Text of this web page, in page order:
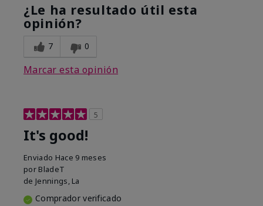
¿Le ha resultado útil esta
opinión?
7 0
Marcar esta opinión
5
It's good!
Enviado Hace 9 meses
por BladeT
de Jennings, La
Comprador verificado